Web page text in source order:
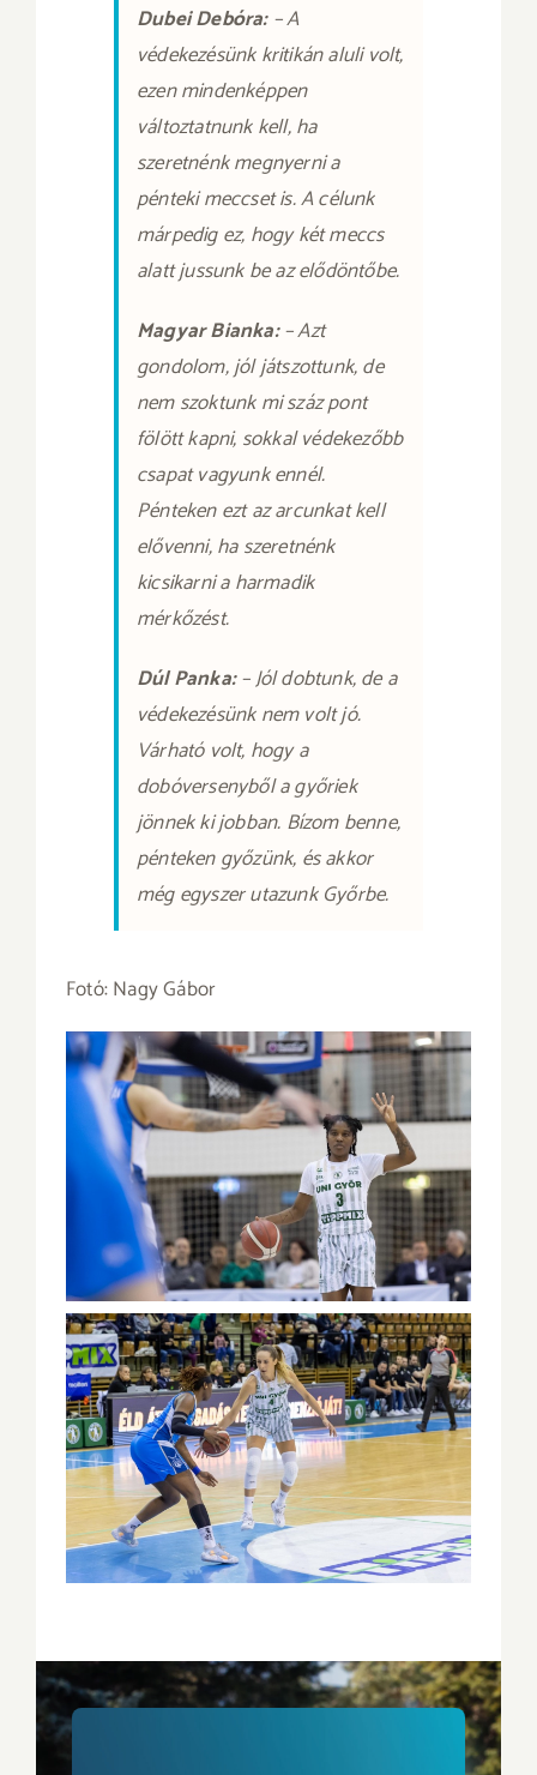
Dubei Debóra:–A
védekezésünk kritikán aluli volt,
ezen mindenképpen
változtatnunk kell, ha
szeretnénk megnyerni a
pénteki meccset is. A célunk
márpedig ez, hogy két meccs
alatt jussunk be az elődöntőbe.
Magyar Bianka:–Azt
gondolom, jól játszottunk, de
nem szoktunk mi száz pont
fölött kapni, sokkal védekezőbb
csapat vagyunk ennél.
Pénteken ezt az arcunkat kell
elővenni, ha szeretnénk
kicsikarni a harmadik
mérkőzést.
Dúl Panka:–Jól dobtunk, de a
védekezésünk nem volt jó.
Várható volt, hogy a
dobóversenyből a győriek
jönnek ki jobban. Bízom benne,
pénteken győzünk, és akkor
még egyszer utazunk Győrbe.
Fotó: Nagy Gábor